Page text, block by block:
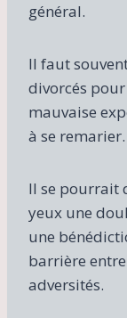
général.
Il faut
divorcés
mauvaise
à se remarier.
Il se pourrait
yeux une
une
barrière
adversités.